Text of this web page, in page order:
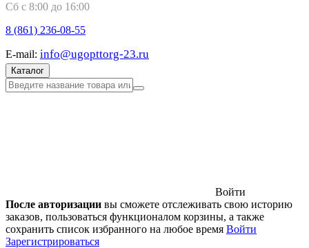
Сб с 8:00 до 16:00
8 (861) 236-08-55
E-mail: info@ugopttorg-23.ru
Каталог
Войти
После авторизации вы сможете отслеживать свою историю
заказов, пользоваться функционалом корзины, а также
сохранить список избранного на любое время Войти
Зарегистрироваться